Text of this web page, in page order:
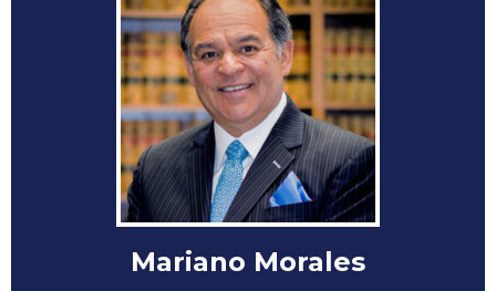
Mariano Morales